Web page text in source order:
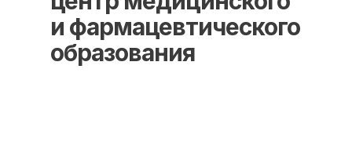
и фармацевтического
образования